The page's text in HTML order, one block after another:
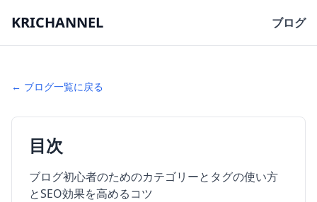
KRICHANNEL ブログ
← ブログ一覧に戻る
目次
ブログ初心者のためのカテゴリーとタグの使い方
とSEO効果を高めるコツ